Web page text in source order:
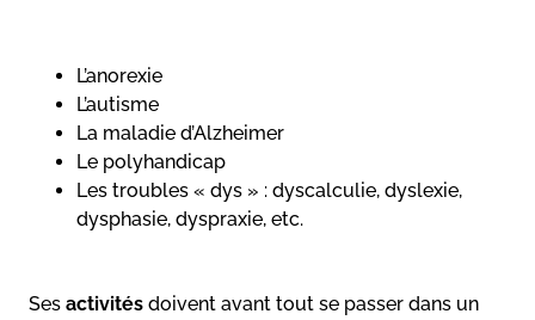
L’anorexie
L’autisme
La maladie d’Alzheimer
Le polyhandicap
Les troubles « dys » : dyscalculie, dyslexie,
dysphasie, dyspraxie, etc.
Ses activités doivent avant tout se passer dans un